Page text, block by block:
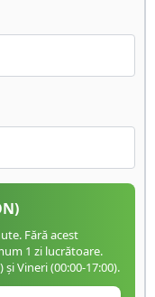
Fără acest
1 zi lucrătoare.
Vineri (00:00-17:00).